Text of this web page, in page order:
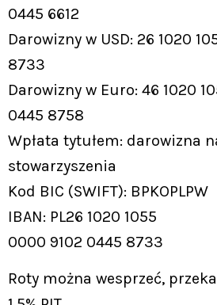
0445 6612
Darowizny w USD: 26 1020
8733
Darowizny w Euro: 46 1020
0445 8758
Wpłata tytułem: darowizna
stowarzyszenia
Kod BIC (SWIFT): BPKOPLPW
IBAN: PL26 1020 1055
0000 9102 0445 8733
Roty można wesprzeć,